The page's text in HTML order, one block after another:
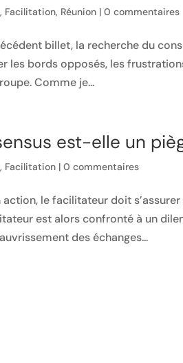
, Facilitation, Réunion |0 commentaires
billet, la recherche du
bords opposés, les
Comme je...
est-elle un
, Facilitation |0 commentaires
le facilitateur doit
est alors confronté à un
des échanges...